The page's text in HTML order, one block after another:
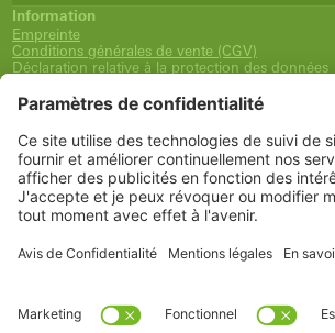
Information
Empreinte
Conditions générales de vente (CGV)
Déclaration relative à la protection des données
Droit de rétractation
Déclaration d'accessibilité
Newsletter
Service
Panier
Liste de souhaits
www.schueco.com
Nos